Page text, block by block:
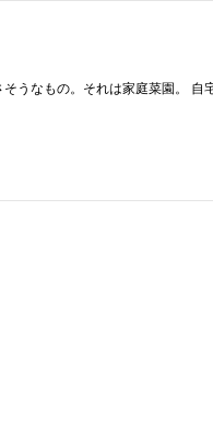
うなもの。それは家庭菜園。